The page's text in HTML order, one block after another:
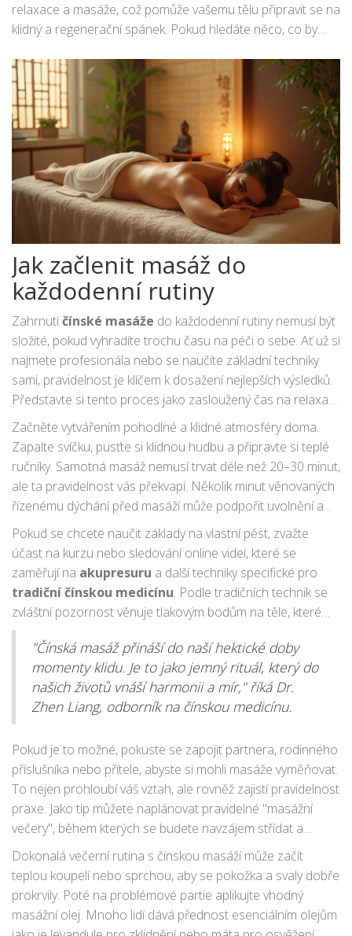
relaxace a masáže, což pomůže vašemu tělu připravit se na
klidný a regenerační spánek. Pokud hledáte něco, co by
masáž právě tím, co potřebujete.
Jak začlenit masáž do
každodenní rutiny
Zahrnutíčínské masáže do každodenní rutiny nemusí být
složité, pokud vyhradíte trochu času na péči o sebe. Ať už si
najmete profesionála nebo se naučíte základní techniky
sami, pravidelnost je klíčem k dosažení nejlepších výsledků.
Představte si tento proces jako zasloužený čas na relaxaci,
kdy odložíte telefon a věnujete ho pouze sobě. Masáž
může být ideálním začátkem nebo koncem dne, pomáhající
tělu a mysli se připravit na denní činnosti nebo klidný
spánek.
Začněte vytvářením pohodlné a klidné atmosféry doma.
Zapalte svíčku, pusťte si klidnou hudbu a připravte si teplé
ručníky. Samotná masáž nemusí trvat déle než 20–30 minut,
ale ta pravidelnost vás překvapí. Několik minut věnovaných
řízenému dýchání před masáží může podpořit uvolnění a
připravit vás na hlubší relaxaci. Pokud pracujete z domova,
může být masáž vynikajícím způsobem, jak se odtrhnout od
pracovních povinností a naladit se na osobní čas.
Pokud se chcete naučit základy na vlastní pěst, zvažte
účast na kurzu nebo sledování online videí, které se
zaměřují na akupresuru a další techniky specifické pro
tradiční čínskou medicínu. Podle tradičních technik se
zvláštní pozornost věnuje tlakovým bodům na těle, které
jsou spojené s energickými drahami zvanými meridiány.
Zaměření na tyto body může pomoci uvolnit napětí, zvýšit
krevní oběh a podpořit přirozenou energetickou
rovnováhu těla. Přehledný průvodce s ilustracemi by mohl
být užitečným společníkem na této cestě k samoučení.
"Čínská masáž přináší do naší hektické doby
momenty klidu. Je to jako jemný rituál, který do
našich životů vnáší harmonii a mír," říká Dr.
Zhen Liang, odborník na čínskou medicínu.
Pokud je to možné, pokuste se zapojit partnera, rodinného
příslušníka nebo přítele, abyste si mohli masáže vyměňovat.
To nejen prohloubí váš vztah, ale rovněž zajistí pravidelnost
praxe. Jako tip můžete naplánovat pravidelné "masážní
večery", během kterých se budete navzájem střídat a
vytvářet si domov léčení a klidu. Nezapomeňte sdílet, kde
potřebujete větší úlevu a co vám nejvíce pomáhá, aby si
masážní seance byly co nejefektivnější. Není nic špatného
na tom, když si přizpůsobíte techniky potřebám vlastního
těla.
Dokonalá večerní rutina s čínskou masáží může začít
teplou koupelí nebo sprchou, aby se pokožka a svaly dobře
prokrvily. Poté na problémové partie aplikujte vhodný
masážní olej. Mnoho lidí dává přednost esenciálním olejům